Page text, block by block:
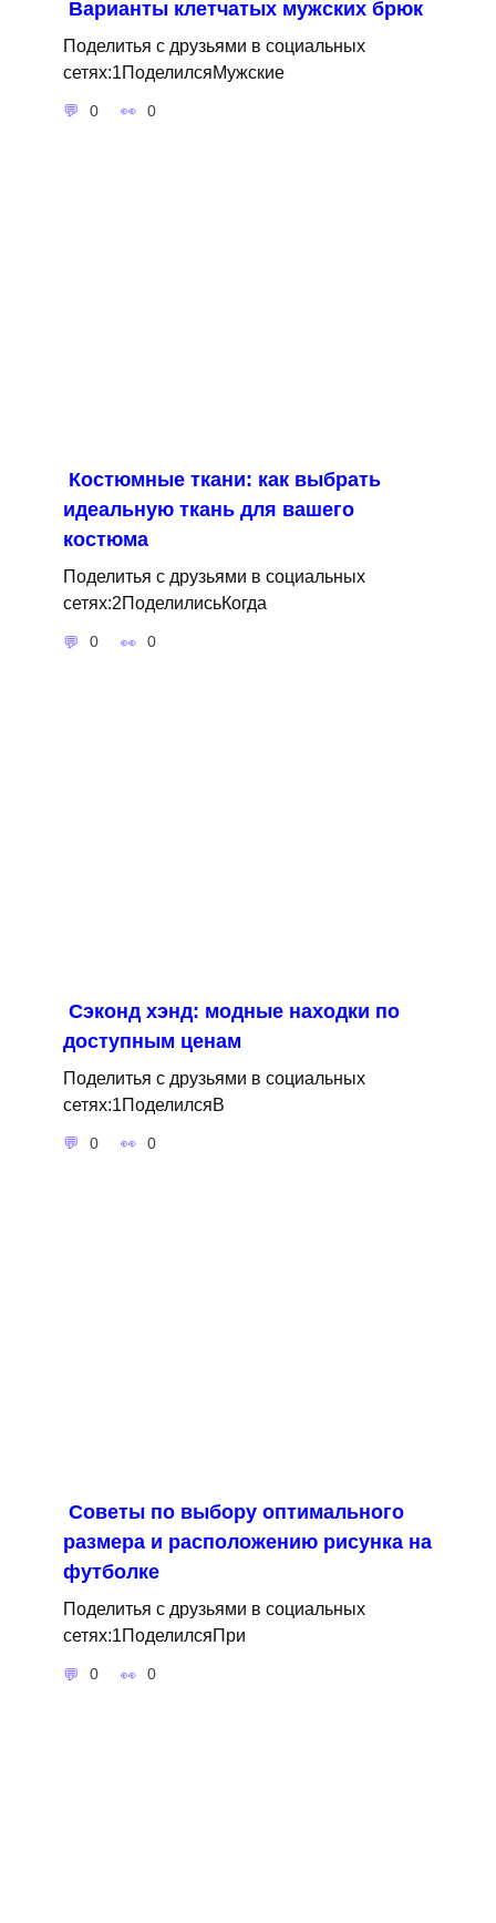
Варианты клетчатых мужских брюк
Поделитья с друзьями в социальных
сетях:1ПоделилсяМужские
0 0
Костюмные ткани: как выбрать
идеальную ткань для вашего
костюма
Поделитья с друзьями в социальных
сетях:2ПоделилисьКогда
0 0
Сэконд хэнд: модные находки по
доступным ценам
Поделитья с друзьями в социальных
сетях:1ПоделилсяВ
0 0
Советы по выбору оптимального
размера и расположению рисунка на
футболке
Поделитья с друзьями в социальных
сетях:1ПоделилсяПри
0 0